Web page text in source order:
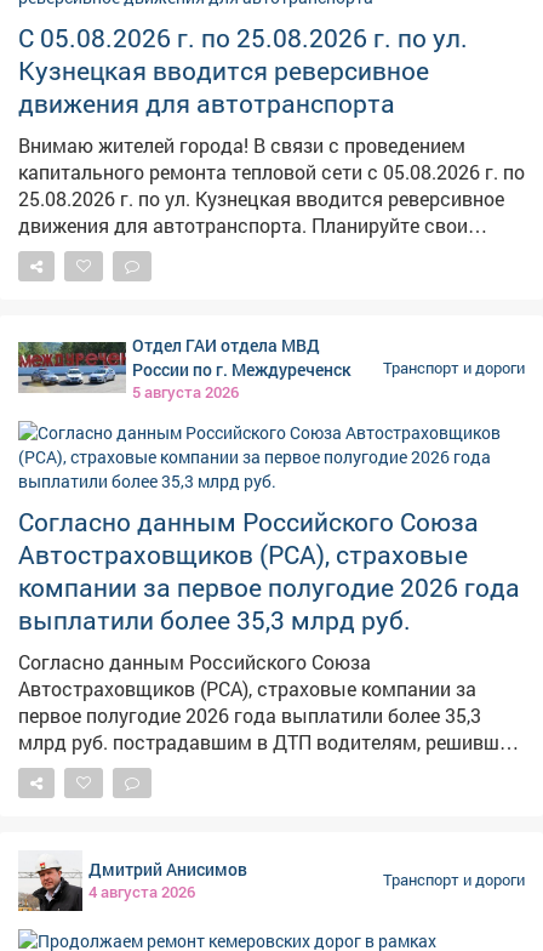
обследования дорог составила без заказчика, указав
всего три улицы из 110 запланированных. В УФАС
сочли это умышленным уклонением от обязательств.
Сведения о компании внесены в реестр
недобросовестных поставщиков, что фактически
закрывает ей доступ к госзакупкам в будущем.
С 05.08.2026 г. по 25.08.2026 г. по ул.
Кузнецкая вводится реверсивное
движения для автотранспорта
Внимаю жителей города! В связи с проведением
капитального ремонта тепловой сети с 05.08.2026 г. по
25.08.2026 г. по ул. Кузнецкая вводится реверсивное
движения для автотранспорта. Планируйте свои
маршруты заранее, закладывайте дополнительное
время на дорогу и будьте предельно внимательными
Отдел ГАИ отдела МВД
России по г. Междуреченск
5 августа 2026
Транспорт и дороги
Согласно данным Российского Союза
Автостраховщиков (РСА), страховые
компании за первое полугодие 2026 года
выплатили более 35,3 млрд руб.
Согласно данным Российского Союза
Автостраховщиков (РСА), страховые компании за
первое полугодие 2026 года выплатили более 35,3
млрд руб. пострадавшим в ДТП водителям, решившим
оформить аварию без участия Госавтоинспекции
Подробнее в материале газеты «КоммерсантЪ»:
Дмитрий Анисимов
4 августа 2026
Транспорт и дороги